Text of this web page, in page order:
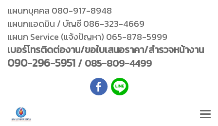
แผนกบุคคล 080-917-8948
แผนกแอดมิน / บัญชี 086-323-4669
แผนก Service (แจ้งปัญหา) 065-878-5999
เบอร์โทรติดต่องาน/ขอใบเสนอราคา/สำรวจหน้างาน
090-296-5951 / 085-809-4499